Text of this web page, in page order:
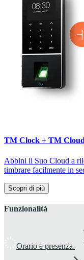
TM Clock + TM Cloud
Abbini il Suo Cloud a
timbrare facilmente in
Scopri di più
Funzionalità
Orario e presenza